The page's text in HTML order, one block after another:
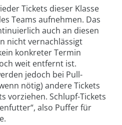
Tickets dieser Klasse
Teams aufnehmen. Das
auch an diesen
nicht vernachlässigt
konkreter Termin
weit entfernt ist.
jedoch bei Pull-
nötig) andere Tickets
vorziehen. Schlupf-Tickets
also Puffer für